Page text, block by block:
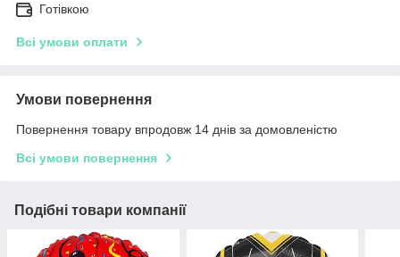
Готівкою
Всі умови оплати
Умови повернення
Повернення товару впродовж 14 днів за домовленістю
Всі умови повернення
Подібні товари компанії